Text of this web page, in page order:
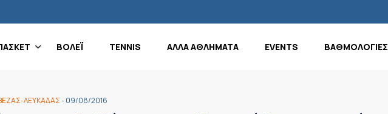
ΒΟΛΕΪ TENNIS ΑΛΛΑ ΑΘΛΗΜΑΤΑ EVENTS ΒΑΘΜΟΛΟΓΙΕΣ
ΛΕΥΚΑΔΑΣ- 09/08/2016